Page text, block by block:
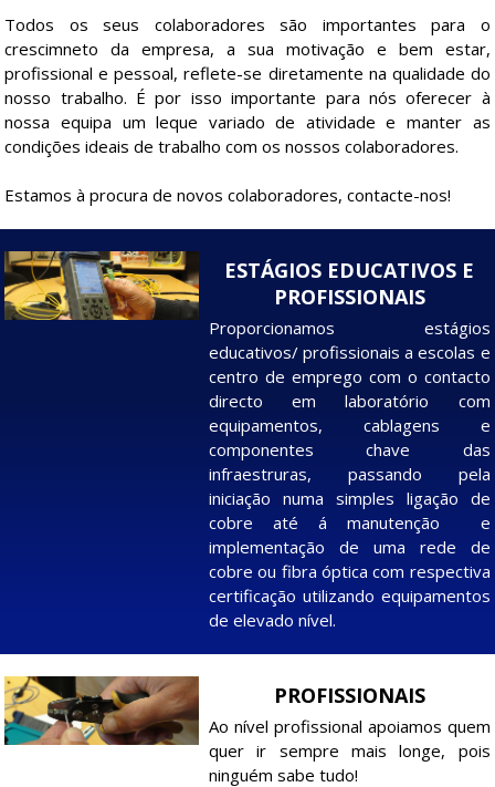
Todos os seus colaboradores são importantes para o
crescimneto da empresa, a sua motivação e bem estar,
profissional e pessoal, reflete-se diretamente na qualidade do
nosso trabalho. É por isso importante para nós oferecer à
nossa equipa um leque variado de atividade e manter as
condições ideais de trabalho com os nossos colaboradores.
Estamos à procura de novos colaboradores, contacte-nos!
ESTÁGIOS EDUCATIVOS E
PROFISSIONAIS
Proporcionamos estágios
educativos/ profissionais a escolas e
centro de emprego com o contacto
directo em laboratório com
equipamentos, cablagens e
componentes chave das
infraestruras, passando pela
iniciação numa simples ligação de
cobre até á manutenção e
implementação de uma rede de
cobre ou fibra óptica com respectiva
certificação utilizando equipamentos
de elevado nível.
PROFISSIONAIS
Ao nível profissional apoiamos quem
quer ir sempre mais longe, pois
ninguém sabe tudo!